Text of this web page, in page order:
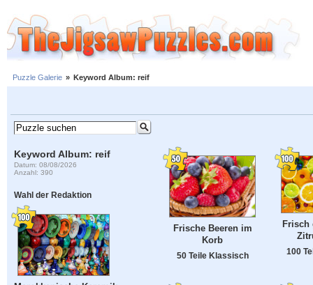
Puzzle Galerie » Keyword Album: reif
Keyword Album: reif
Datum: 08/08/2026
Anzahl: 390
Wahl der Redaktion
Frische Beeren im
Korb
50 Teile Klassisch
Frisch
100